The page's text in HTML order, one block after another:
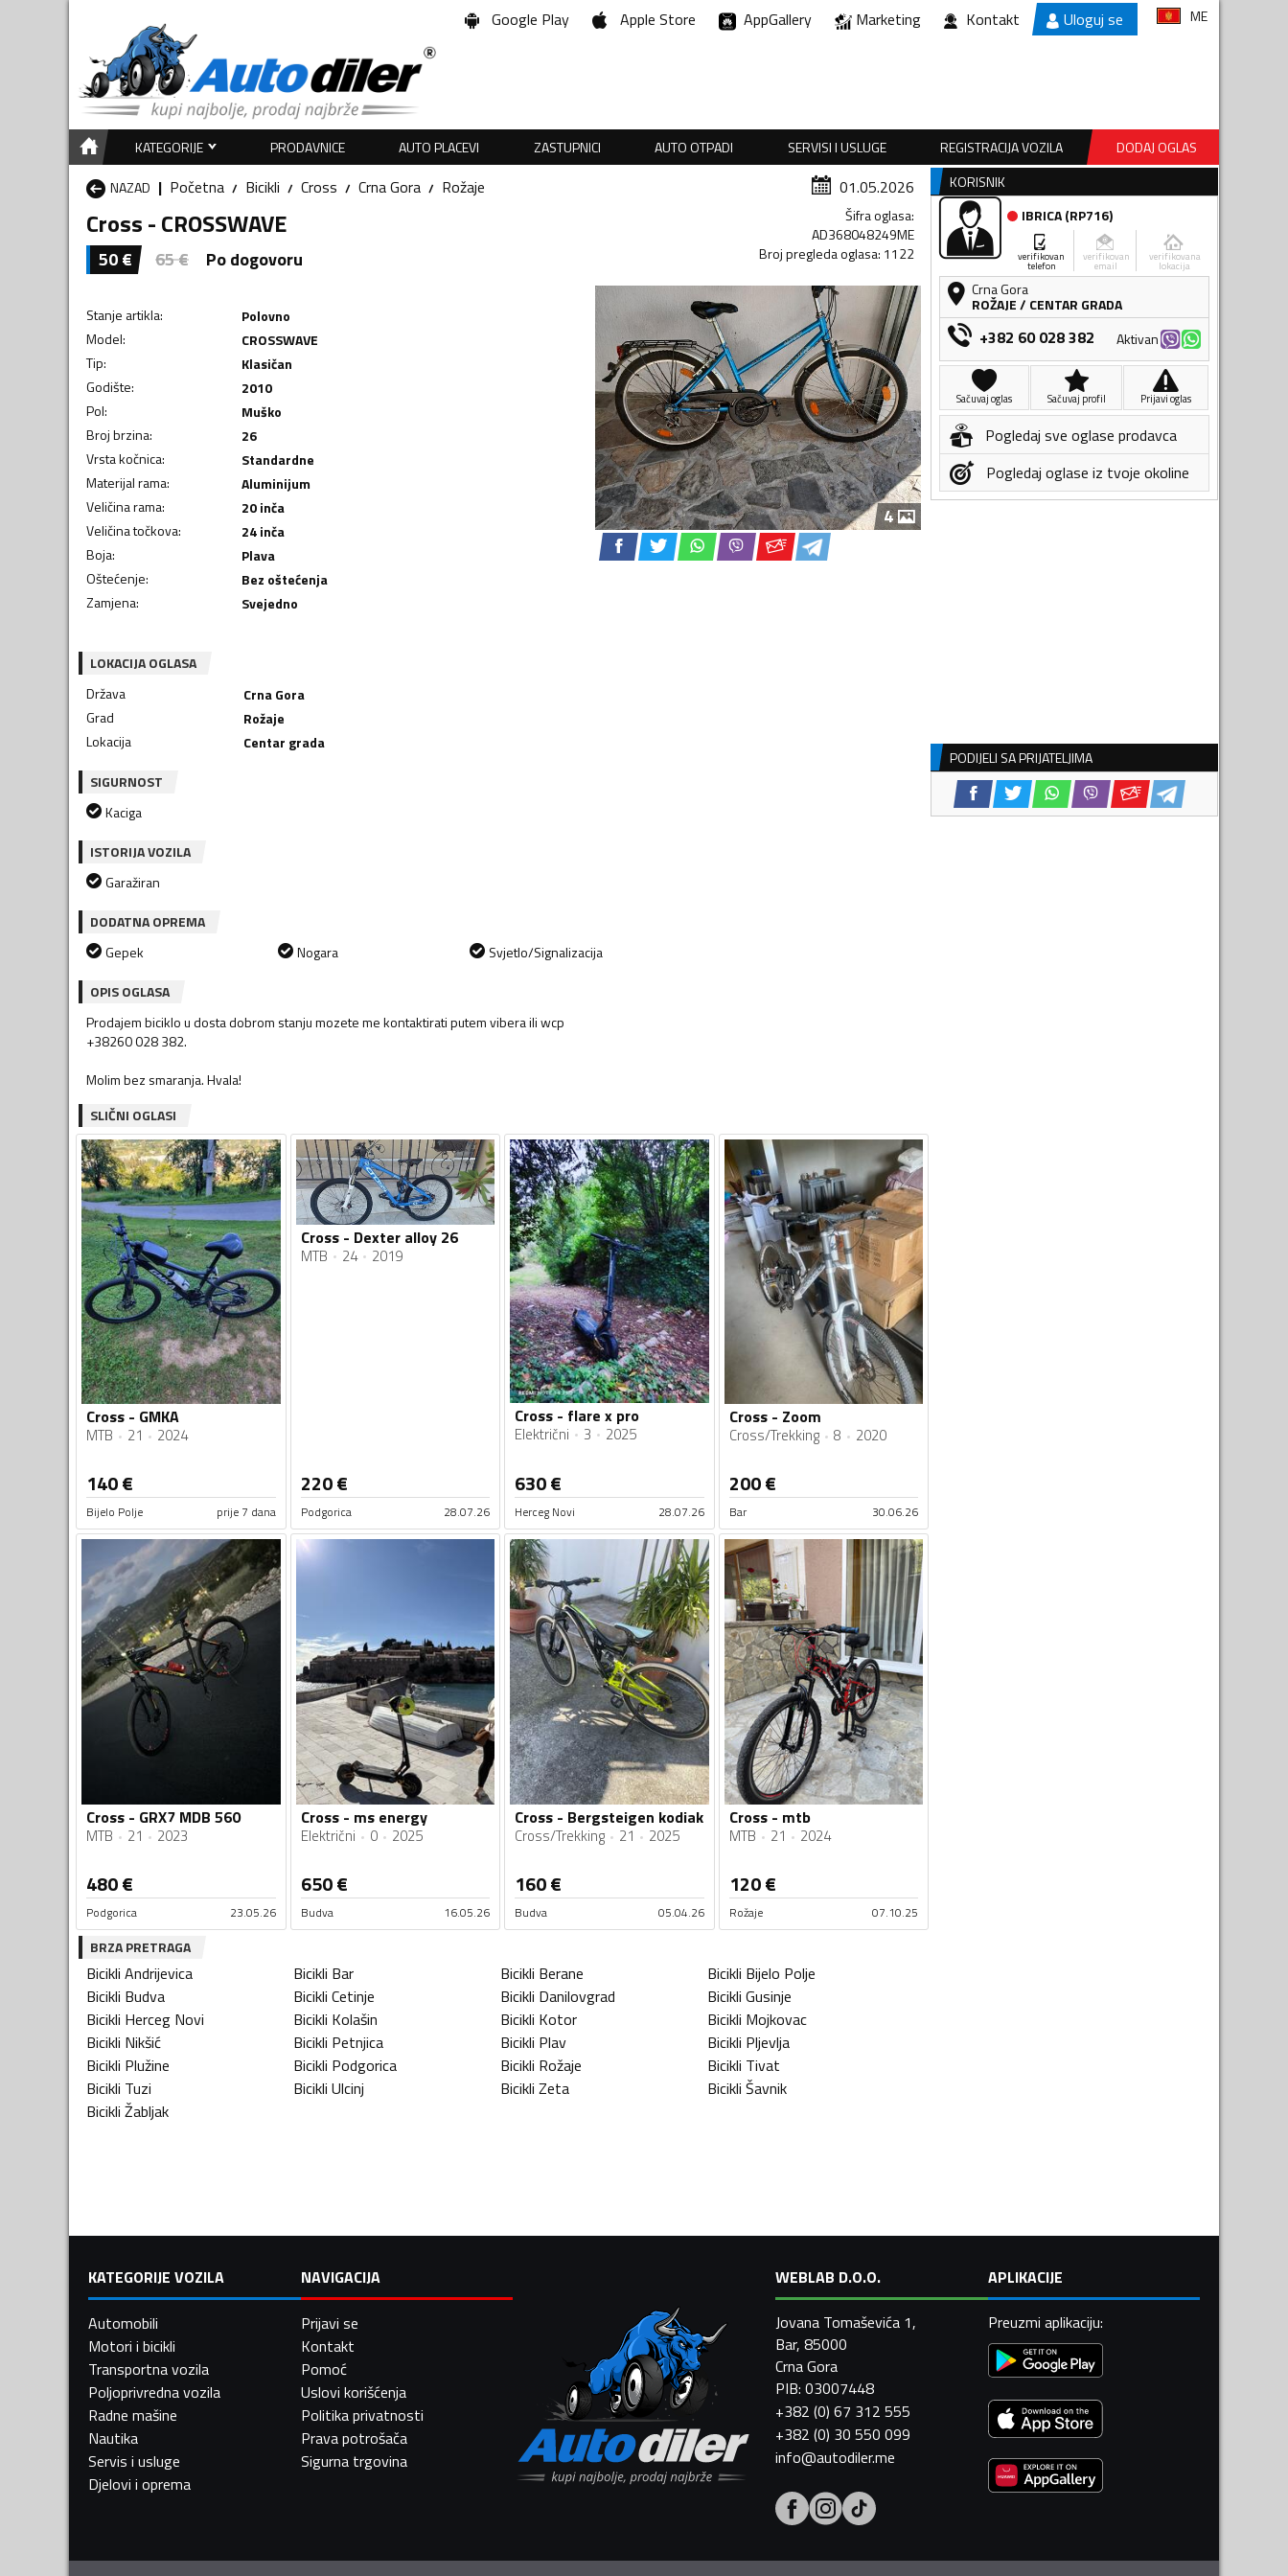
Google Play Apple Store AppGallery Marketing Kontakt Uloguj se ME
KATEGORIJE PRODAVNICE AUTO PLACEVI ZASTUPNICI AUTO OTPADI SERVISI I USLUGE REGISTRACIJA VOZILA
DODAJ OGLAS
NAZAD
Početna Bicikli Cross Crna Gora Rožaje 01.05.2026
Cross - CROSSWAVE
50€ 65€ Po dogovoru
Šifra oglasa:
AD368048249ME
Broj pregleda oglasa: 1122
Stanje artikla:
Polovno
Model:
CROSSWAVE
Tip:
Klasičan
Godište:
2010
Pol:
Muško
Broj brzina:
26
Vrsta kočnica:
Standardne
Materijal rama:
Aluminijum
Veličina rama:
20 inča
Veličina točkova:
24 inča
Boja:
Plava
Oštećenje:
Bez oštećenja
Zamjena: Svejedno
4
LOKACIJA OGLASA
Država
Crna Gora
Grad
Rožaje
Lokacija
Centar grada
SIGURNOST
Kaciga
ISTORIJA VOZILA
Garažiran
DODATNA OPREMA
Gepek
Nogara
Svjetlo/Signalizacija
OPIS OGLASA
Prodajem biciklo u dosta dobrom stanju mozete me kontaktirati putem vibera ili wcp
+38260 028 382.
Molim bez smaranja. Hvala!
SLIČNI OGLASI
Cross - GMKA
MTB 21 2024
140€
Bijelo Polje prije 7 dana
Cross - Dexter alloy 26
MTB 24 2019
220€
Podgorica 28.07.26
Cross - flare x pro
Električni 3 2025
630€
Herceg Novi 28.07.26
Cross - Zoom
Cross/Trekking 8 2020
200€
Bar 30.06.26
Cross - GRX7 MDB 560
MTB 21 2023
480€
Podgorica 23.05.26
Cross - ms energy
Električni 0 2025
650€
Budva 16.05.26
Cross - Bergsteigen kodiak
Cross/Trekking 21 2025
160€
Budva 05.04.26
Cross - mtb
MTB 21 2024
120€
Rožaje 07.10.25
BRZA PRETRAGA
Bicikli Andrijevica Bicikli Bar Bicikli Berane Bicikli Bijelo Polje
Bicikli Budva Bicikli Cetinje Bicikli Danilovgrad Bicikli Gusinje
Bicikli Herceg Novi Bicikli Kolašin Bicikli Kotor Bicikli Mojkovac
Bicikli Nikšić Bicikli Petnjica Bicikli Plav Bicikli Pljevlja
Bicikli Plužine Bicikli Podgorica Bicikli Rožaje Bicikli Tivat
Bicikli Tuzi Bicikli Ulcinj Bicikli Zeta Bicikli Šavnik
Bicikli Žabljak
KORISNIK
IBRICA(RP716)
verifikovan
telefon
verifikovan
email
verifikovana
lokacija
Crna Gora
ROŽAJE/ CENTAR GRADA
+382 60 028 382 Aktivan
Sačuvaj oglas Sačuvaj profil Prijavi oglas
Pogledaj sve oglase prodavca
Pogledaj oglase iz tvoje okoline
PODIJELI SA PRIJATELJIMA
KATEGORIJE VOZILA
Automobili
Motori i bicikli
Transportna vozila
Poljoprivredna vozila
Radne mašine
Nautika
Servis i usluge
Djelovi i oprema
NAVIGACIJA
Prijavi se
Kontakt
Pomoć
Uslovi korišćenja
Politika privatnosti
Prava potrošača
Sigurna trgovina
WEBLAB D.O.O.
Jovana Tomaševića 1,
Bar, 85000
Crna Gora
PIB: 03007448
+382 (0) 67 312 555
+382 (0) 30 550 099
info@autodiler.me
APLIKACIJE
Preuzmi aplikaciju: